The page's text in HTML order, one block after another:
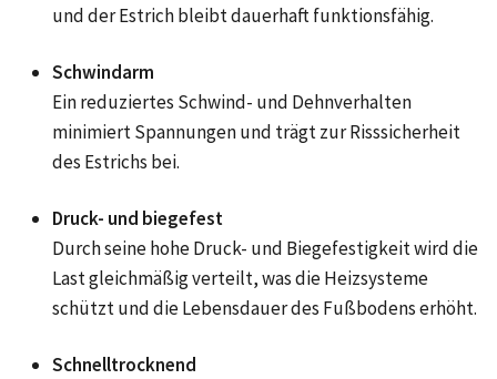
und der Estrich bleibt dauerhaft funktionsfähig.
Schwindarm
Ein reduziertes Schwind- und Dehnverhalten
minimiert Spannungen und trägt zur Risssicherheit
des Estrichs bei.
Druck- und biegefest
Durch seine hohe Druck- und Biegefestigkeit wird die
Last gleichmäßig verteilt, was die Heizsysteme
schützt und die Lebensdauer des Fußbodens erhöht.
Schnelltrocknend